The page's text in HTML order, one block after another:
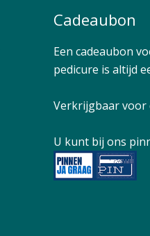
Cadeaubon
Een cadeaubon
pedicure is altijd
Verkrijgbaar voor
U kunt bij ons